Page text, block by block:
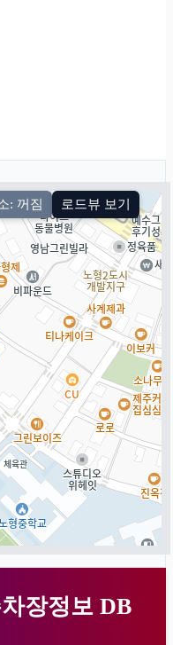
: 꺼짐 로드뷰 보기
장정보 DB